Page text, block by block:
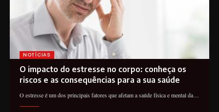
NOTÍCIAS
O impacto do estresse no corpo: conheça os
riscos e as consequências para a sua saúde
O estresse é um dos principais fatores que afetam a saúde física e mental da…